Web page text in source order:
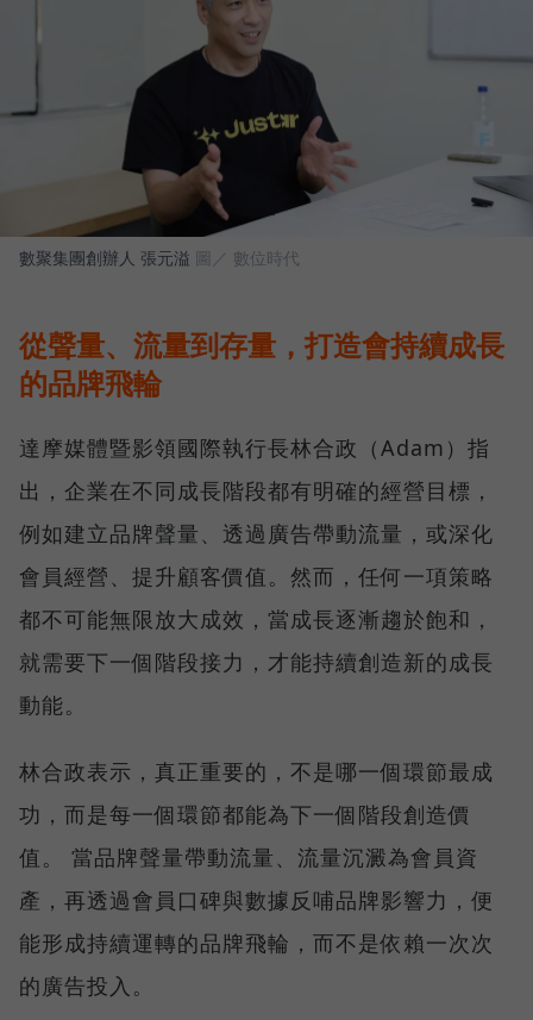
數聚集團創辦人 張元溢 圖／ 數位時代
從聲量、流量到存量，打造會持續成長
的品牌飛輪
達摩媒體暨影領國際執行長林合政（Adam）指
出，企業在不同成長階段都有明確的經營目標，
例如建立品牌聲量、透過廣告帶動流量，或深化
會員經營、提升顧客價值。然而，任何一項策略
都不可能無限放大成效，當成長逐漸趨於飽和，
就需要下一個階段接力，才能持續創造新的成長
動能。
林合政表示，真正重要的，不是哪一個環節最成
功，而是每一個環節都能為下一個階段創造價
值。 當品牌聲量帶動流量、流量沉澱為會員資
產，再透過會員口碑與數據反哺品牌影響力，便
能形成持續運轉的品牌飛輪，而不是依賴一次次
的廣告投入。